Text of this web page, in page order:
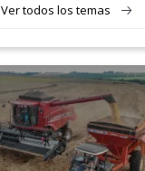
Ver todos los temas